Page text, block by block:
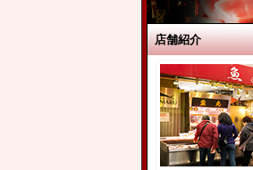
店舗紹介